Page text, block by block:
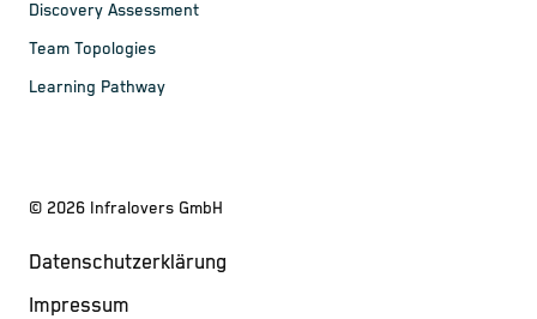
Discovery Assessment
Team Topologies
Learning Pathway
© 2026 Infralovers GmbH
Datenschutzerklärung
Impressum